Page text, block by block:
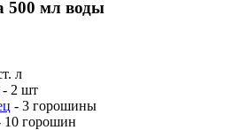
500 мл воды
л
- 2 шт
- 3 горошины
10 горошин